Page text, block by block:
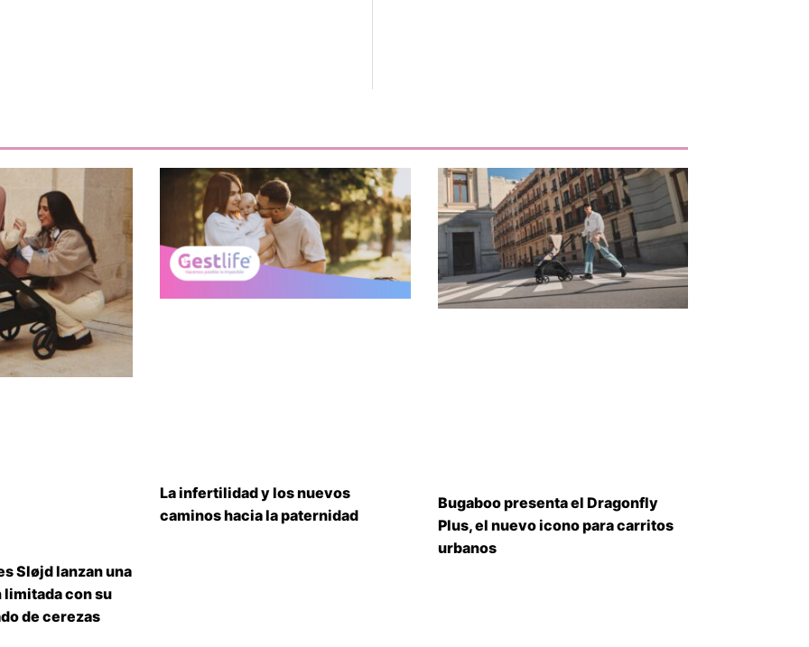
Sløjd lanzan una
con su
de cerezas
La infertilidad y los nuevos
caminos hacia la paternidad
Bugaboo presenta el Dragonfly
Plus, el nuevo icono para carritos
urbanos